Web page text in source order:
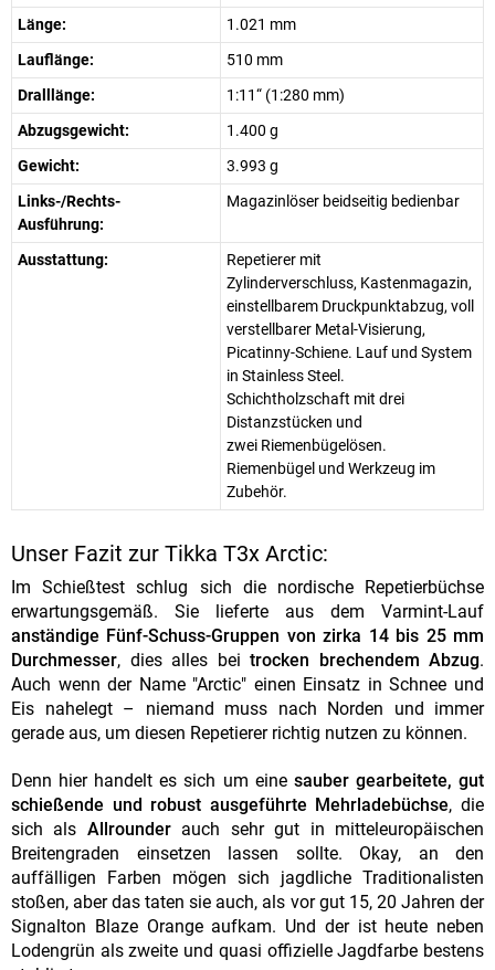
Länge:
1.021 mm
Lauflänge:
510 mm
Dralllänge:
1:11“ (1:280 mm)
Abzugsgewicht:
1.400 g
Gewicht:
3.993 g
Links-/Rechts-
Ausführung:
Magazinlöser beidseitig bedienbar
Ausstattung:
Repetierer mit
Zylinderverschluss, Kastenmagazin,
einstellbarem Druckpunktabzug, voll
verstellbarer Metal-Visierung,
Picatinny-Schiene. Lauf und System
in Stainless Steel.
Schichtholzschaft mit drei
Distanzstücken und
zwei Riemenbügelösen.
Riemenbügel und Werkzeug im
Zubehör.
Unser Fazit zur Tikka T3x Arctic:
Im Schießtest schlug sich die nordische Repetierbüchse
erwartungsgemäß. Sie lieferte aus dem Varmint-Lauf
anständige Fünf-Schuss-Gruppen von zirka 14 bis 25 mm
Durchmesser, dies alles bei trocken brechendem Abzug.
Auch wenn der Name "Arctic" einen Einsatz in Schnee und
Eis nahelegt – niemand muss nach Norden und immer
gerade aus, um diesen Repetierer richtig nutzen zu können.
Denn hier handelt es sich um eine sauber gearbeitete, gut
schießende und robust ausgeführte Mehrladebüchse, die
sich als Allrounder auch sehr gut in mitteleuropäischen
Breitengraden einsetzen lassen sollte. Okay, an den
auffälligen Farben mögen sich jagdliche Traditionalisten
stoßen, aber das taten sie auch, als vor gut 15, 20 Jahren der
Signalton Blaze Orange aufkam. Und der ist heute neben
Lodengrün als zweite und quasi offizielle Jagdfarbe bestens